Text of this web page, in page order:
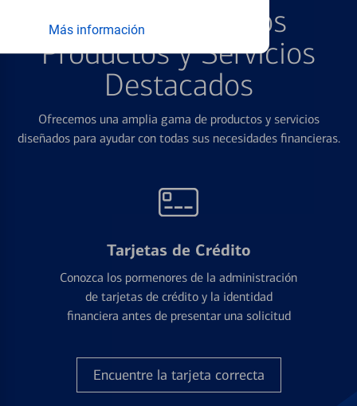
Más información
Explore Nuestros
Productos y Servicios
Destacados
Ofrecemos una amplia gama de productos y servicios
diseñados para ayudar con todas sus necesidades financieras.
Tarjetas de Crédito
Conozca los pormenores de la administración
de tarjetas de crédito y la identidad
financiera antes de presentar una solicitud
Encuentre la tarjeta correcta